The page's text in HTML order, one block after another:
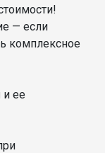
— если
комплексное
и ее